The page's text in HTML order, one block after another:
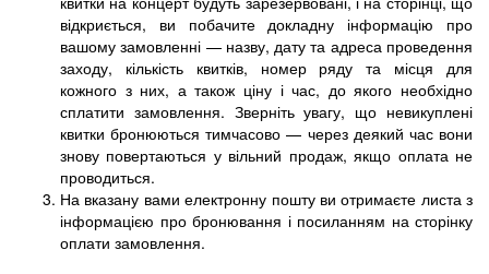
відкриється, ви побачите докладну інформацію про
вашому замовленні — назву, дату та адреса проведення
заходу, кількість квитків, номер ряду та місця для
кожного з них, а також ціну і час, до якого необхідно
сплатити замовлення. Зверніть увагу, що невикуплені
квитки бронюються тимчасово — через деякий час вони
знову повертаються у вільний продаж, якщо оплата не
проводиться.
На вказану вами електронну пошту ви отримаєте листа з
інформацією про бронювання і посиланням на сторінку
оплати замовлення.